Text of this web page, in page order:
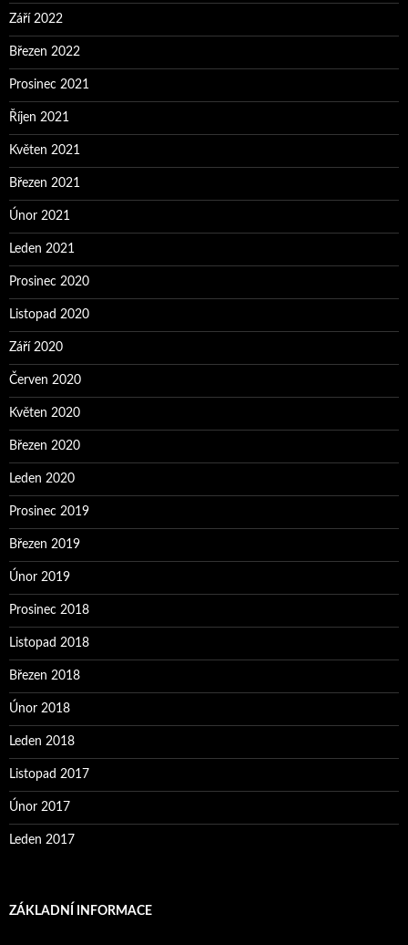
Září 2022
Březen 2022
Prosinec 2021
Říjen 2021
Květen 2021
Březen 2021
Únor 2021
Leden 2021
Prosinec 2020
Listopad 2020
Září 2020
Červen 2020
Květen 2020
Březen 2020
Leden 2020
Prosinec 2019
Březen 2019
Únor 2019
Prosinec 2018
Listopad 2018
Březen 2018
Únor 2018
Leden 2018
Listopad 2017
Únor 2017
Leden 2017
ZÁKLADNÍ INFORMACE